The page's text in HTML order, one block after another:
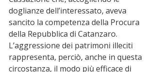
doglianze dell’interessato, aveva
sancito la competenza della Procura
della Repubblica di Catanzaro.
L’aggressione dei patrimoni illeciti
rappresenta, perciò, anche in questa
circostanza, il modo più efficace di